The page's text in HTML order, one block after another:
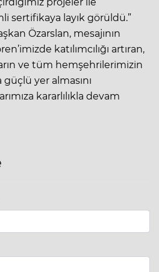
sertifikaya layık görüldü.”
Özarslan, mesajının
katılımcılığı artıran,
ve tüm hemşehrilerimizin
yer almasını
kararlılıkla devam